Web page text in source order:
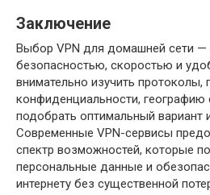
Заключение
Выбор VPN для домашней сети —
безопасностью, скоростью и
внимательно изучить протоколы,
конфиденциальности, географию
подобрать оптимальный вариант
Современные VPN-сервисы
спектр возможностей, которые
персональные данные и
интернету без существенной